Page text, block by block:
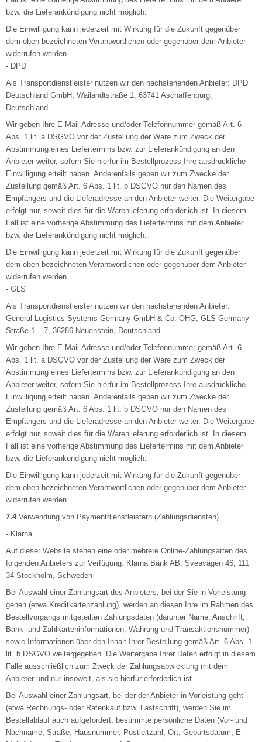
bzw. die Lieferankündigung nicht möglich.
Die Einwilligung kann jederzeit mit Wirkung für die Zukunft gegenüber
dem oben bezeichneten Verantwortlichen oder gegenüber dem Anbieter
widerrufen werden.
- DPD
Als Transportdienstleister nutzen wir den nachstehenden Anbieter: DPD
Deutschland GmbH, Wailandtstraße 1, 63741 Aschaffenburg,
Deutschland
Wir geben Ihre E-Mail-Adresse und/oder Telefonnummer gemäß Art. 6
Abs. 1 lit. a DSGVO vor der Zustellung der Ware zum Zweck der
Abstimmung eines Liefertermins bzw. zur Lieferankündigung an den
Anbieter weiter, sofern Sie hierfür im Bestellprozess Ihre ausdrückliche
Einwilligung erteilt haben. Anderenfalls geben wir zum Zwecke der
Zustellung gemäß Art. 6 Abs. 1 lit. b DSGVO nur den Namen des
Empfängers und die Lieferadresse an den Anbieter weiter. Die Weitergabe
erfolgt nur, soweit dies für die Warenlieferung erforderlich ist. In diesem
Fall ist eine vorherige Abstimmung des Liefertermins mit dem Anbieter
bzw. die Lieferankündigung nicht möglich.
Die Einwilligung kann jederzeit mit Wirkung für die Zukunft gegenüber
dem oben bezeichneten Verantwortlichen oder gegenüber dem Anbieter
widerrufen werden.
- GLS
Als Transportdienstleister nutzen wir den nachstehenden Anbieter:
General Logistics Systems Germany GmbH & Co. OHG, GLS Germany-
Straße 1 – 7, 36286 Neuenstein, Deutschland
Wir geben Ihre E-Mail-Adresse und/oder Telefonnummer gemäß Art. 6
Abs. 1 lit. a DSGVO vor der Zustellung der Ware zum Zweck der
Abstimmung eines Liefertermins bzw. zur Lieferankündigung an den
Anbieter weiter, sofern Sie hierfür im Bestellprozess Ihre ausdrückliche
Einwilligung erteilt haben. Anderenfalls geben wir zum Zwecke der
Zustellung gemäß Art. 6 Abs. 1 lit. b DSGVO nur den Namen des
Empfängers und die Lieferadresse an den Anbieter weiter. Die Weitergabe
erfolgt nur, soweit dies für die Warenlieferung erforderlich ist. In diesem
Fall ist eine vorherige Abstimmung des Liefertermins mit dem Anbieter
bzw. die Lieferankündigung nicht möglich.
Die Einwilligung kann jederzeit mit Wirkung für die Zukunft gegenüber
dem oben bezeichneten Verantwortlichen oder gegenüber dem Anbieter
widerrufen werden.
7.4Verwendung von Paymentdienstleistern (Zahlungsdiensten)
- Klarna
Auf dieser Website stehen eine oder mehrere Online-Zahlungsarten des
folgenden Anbieters zur Verfügung: Klarna Bank AB, Sveavägen 46, 111
34 Stockholm, Schweden
Bei Auswahl einer Zahlungsart des Anbieters, bei der Sie in Vorleistung
gehen (etwa Kreditkartenzahlung), werden an diesen Ihre im Rahmen des
Bestellvorgangs mitgeteilten Zahlungsdaten (darunter Name, Anschrift,
Bank- und Zahlkarteninformationen, Währung und Transaktionsnummer)
sowie Informationen über den Inhalt Ihrer Bestellung gemäß Art. 6 Abs. 1
lit. b DSGVO weitergegeben. Die Weitergabe Ihrer Daten erfolgt in diesem
Falle ausschließlich zum Zweck der Zahlungsabwicklung mit dem
Anbieter und nur insoweit, als sie hierfür erforderlich ist.
Bei Auswahl einer Zahlungsart, bei der der Anbieter in Vorleistung geht
(etwa Rechnungs- oder Ratenkauf bzw. Lastschrift), werden Sie im
Bestellablauf auch aufgefordert, bestimmte persönliche Daten (Vor- und
Nachname, Straße, Hausnummer, Postleitzahl, Ort, Geburtsdatum, E-